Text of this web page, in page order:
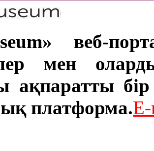
веб-
мен
ақпаратты бір
платформа.